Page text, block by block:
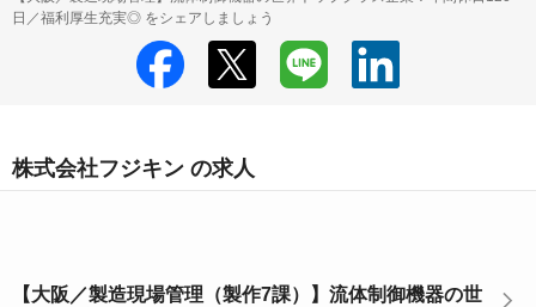
日／福利厚生充実◎ をシェアしましょう
株式会社フジキン の求人
【大阪／製造現場管理（製作7課）】流体制御機器の世